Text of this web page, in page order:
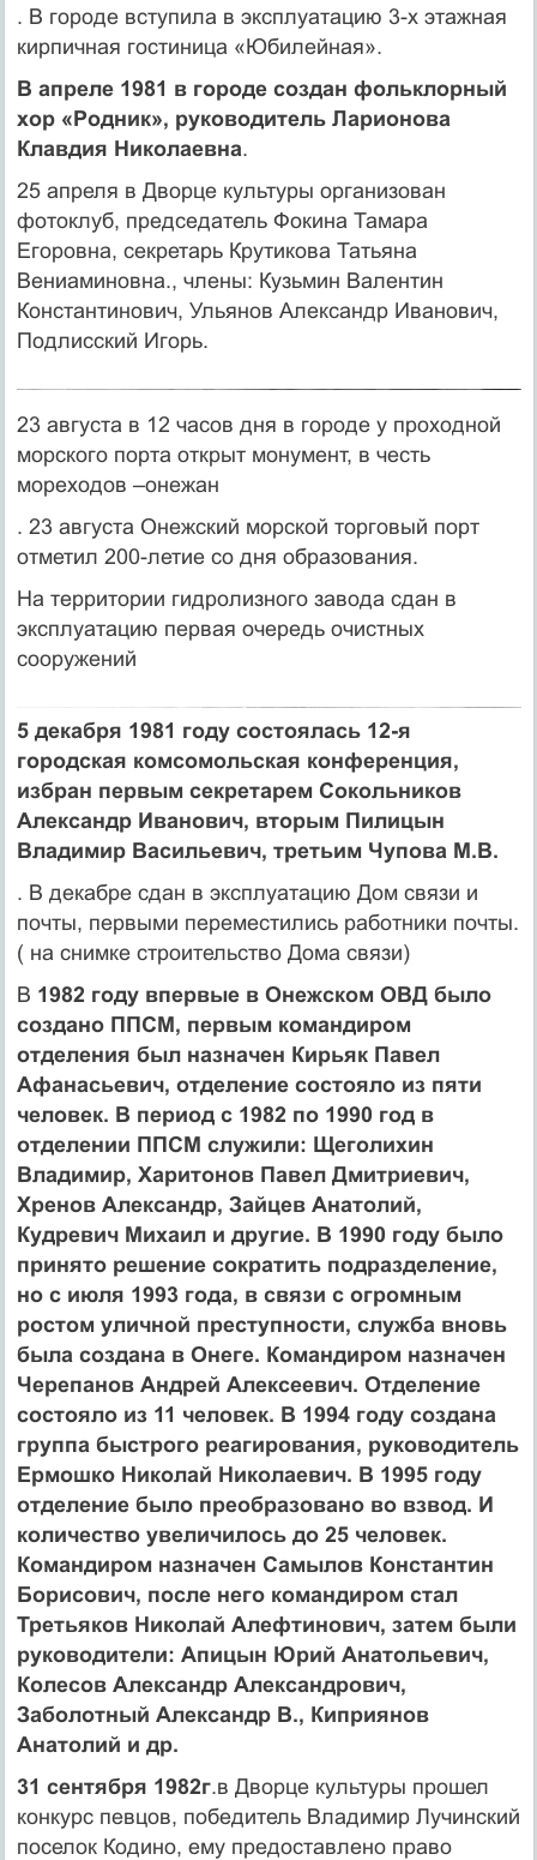
. В городе вступила в эксплуатацию 3-х этажная
кирпичная гостиница «Юбилейная».
В апреле 1981 в городе создан фольклорный
хор «Родник», руководитель Ларионова
Клавдия Николаевна.
25 апреля в Дворце культуры организован
фотоклуб, председатель Фокина Тамара
Егоровна, секретарь Крутикова Татьяна
Вениаминовна., члены: Кузьмин Валентин
Константинович, Ульянов Александр Иванович,
Подлисский Игорь.
23 августа в 12 часов дня в городе у проходной
морского порта открыт монумент, в честь
мореходов –онежан
. 23 августа Онежский морской торговый порт
отметил 200-летие со дня образования.
На территории гидролизного завода сдан в
эксплуатацию первая очередь очистных
сооружений
5 декабря 1981 году состоялась 12-я
городская комсомольская конференция,
избран первым секретарем Сокольников
Александр Иванович, вторым Пилицын
Владимир Васильевич, третьим Чупова М.В.
. В декабре сдан в эксплуатацию Дом связи и
почты, первыми переместились работники почты.
( на снимке строительство Дома связи)
В 1982 году впервые в Онежском ОВД было
создано ППСМ, первым командиром
отделения был назначен Кирьяк Павел
Афанасьевич, отделение состояло из пяти
человек. В период с 1982 по 1990 год в
отделении ППСМ служили: Щеголихин
Владимир, Харитонов Павел Дмитриевич,
Хренов Александр, Зайцев Анатолий,
Кудревич Михаил и другие. В 1990 году было
принято решение сократить подразделение,
но с июля 1993 года, в связи с огромным
ростом уличной преступности, служба вновь
была создана в Онеге. Командиром назначен
Черепанов Андрей Алексеевич. Отделение
состояло из 11 человек. В 1994 году создана
группа быстрого реагирования, руководитель
Ермошко Николай Николаевич. В 1995 году
отделение было преобразовано во взвод. И
количество увеличилось до 25 человек.
Командиром назначен Самылов Константин
Борисович, после него командиром стал
Третьяков Николай Алефтинович, затем были
руководители: Апицын Юрий Анатольевич,
Колесов Александр Александрович,
Заболотный Александр В., Киприянов
Анатолий и др.
31 сентября 1982г.в Дворце культуры прошел
конкурс певцов, победитель Владимир Лучинский
поселок Кодино, ему предоставлено право